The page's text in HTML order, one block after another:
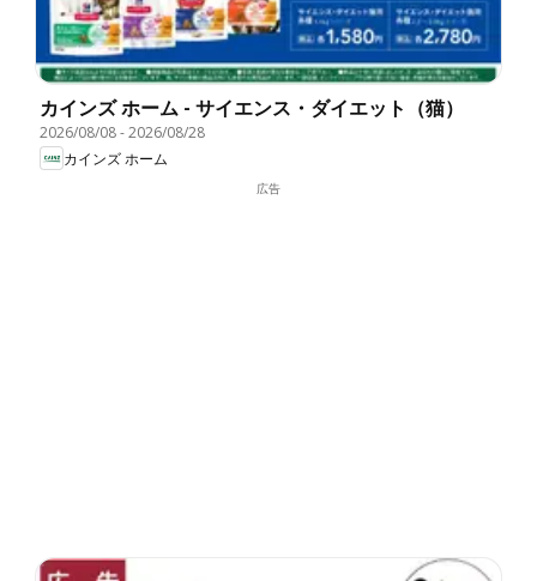
カインズ ホーム - サイエンス・ダイエット（猫）
2026/08/08-2026/08/28
カインズ ホーム
広告